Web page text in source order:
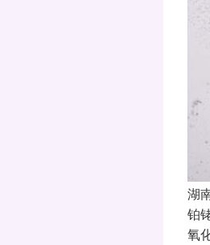
湖
铂
氧